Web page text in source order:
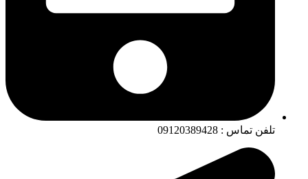
تلفن تماس : 09120389428